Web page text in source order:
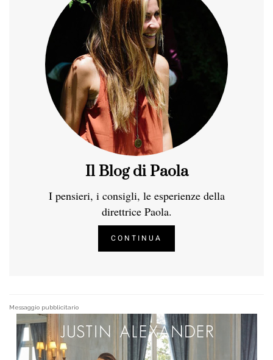
Il Blog di Paola
I pensieri, i consigli, le esperienze della
direttrice Paola.
CONTINUA
Messaggio pubblicitario